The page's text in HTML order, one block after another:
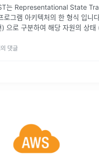
는 Representational State
로그램 아키텍처의 한 형식 입니
으로 구분하여 해당 자원의 상태
댓글